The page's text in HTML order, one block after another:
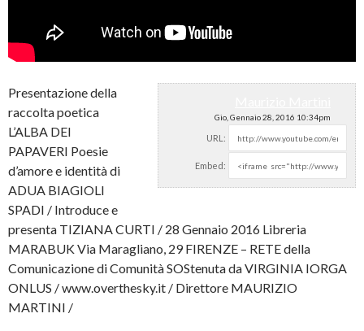
Gio, Gennaio 28, 2016 10:34pm
URL:
Embed:
Presentazione della
raccolta poetica
L’ALBA DEI
PAPAVERI Poesie
d’amore e identità di
ADUA BIAGIOLI
SPADI / Introduce e
presenta TIZIANACURTI / 28 Gennaio 2016 Libreria
MARABUK Via Maragliano, 29 FIRENZE – RETE della
Comunicazione di Comunità SOStenuta da VIRGINIA IORGA
ONLUS / www.overthesky.it / Direttore MAURIZIO
MARTINI /